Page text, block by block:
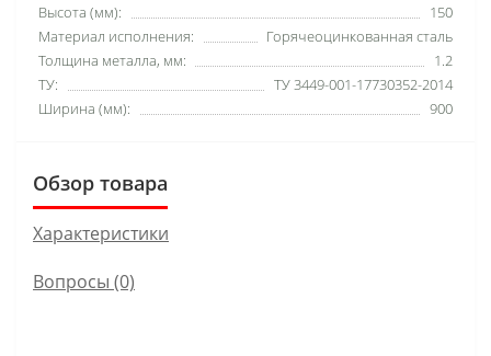
Высота (мм):
150
Материал исполнения:
Горячеоцинкованная сталь
Толщина металла, мм:
1.2
ТУ:
ТУ 3449-001-17730352-2014
Ширина (мм):
900
Обзор товара
Характеристики
Вопросы (0)